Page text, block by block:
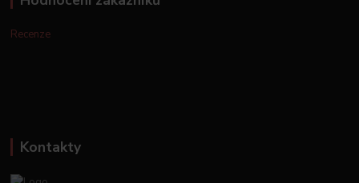
Recenze
Kontakty